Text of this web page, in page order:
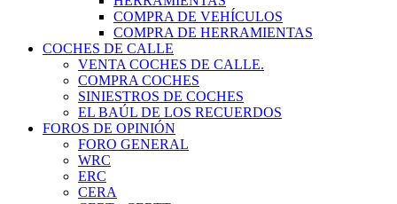
COMPRA DE VEHÍCULOS
COMPRA DE HERRAMIENTAS
COCHES DE CALLE
VENTA COCHES DE CALLE.
COMPRA COCHES
SINIESTROS DE COCHES
EL BAÚL DE LOS RECUERDOS
FOROS DE OPINIÓN
FORO GENERAL
WRC
ERC
CERA